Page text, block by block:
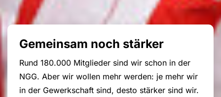
Gemeinsam noch stärker
Rund 180.000 Mitglieder sind wir schon in der
NGG. Aber wir wollen mehr werden: je mehr wir
in der Gewerkschaft sind, desto stärker sind wir.